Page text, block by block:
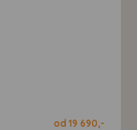
od 19 690,-